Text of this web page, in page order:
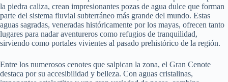
la piedra caliza, crean impresionantes pozas de agua dulce que forman
parte del sistema fluvial subterráneo más grande del mundo. Estas
aguas sagradas, veneradas históricamente por los mayas, ofrecen tanto
lugares para nadar aventureros como refugios de tranquilidad,
sirviendo como portales vivientes al pasado prehistórico de la región.
Entre los numerosos cenotes que salpican la zona, el Gran Cenote
destaca por su accesibilidad y belleza. Con aguas cristalinas,